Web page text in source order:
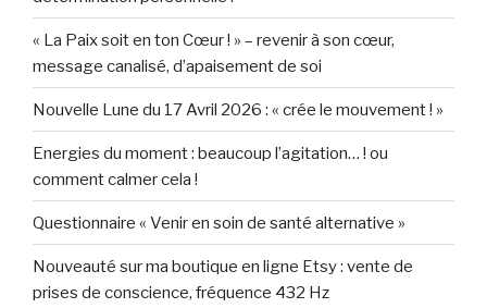
« La Paix soit en ton Cœur ! » – revenir à son cœur,
message canalisé, d’apaisement de soi
Nouvelle Lune du 17 Avril 2026 : « crée le mouvement ! »
Energies du moment : beaucoup l’agitation… ! ou
comment calmer cela !
Questionnaire « Venir en soin de santé alternative »
Nouveauté sur ma boutique en ligne Etsy : vente de
prises de conscience, fréquence 432 Hz